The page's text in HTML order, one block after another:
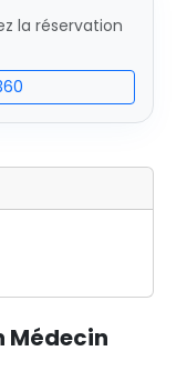
la réservation
Médecin